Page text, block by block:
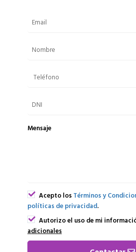
Mensaje
Acepto losTérminos y
políticas de privacidad.
Autorizo el uso de mi
adicionales